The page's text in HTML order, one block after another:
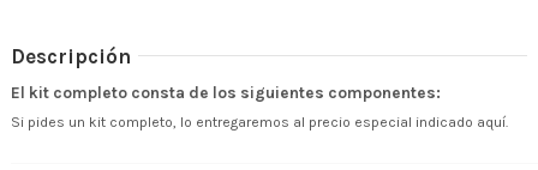
Descripción
El kit completo consta de los siguientes componentes:
Si pides un kit completo, lo entregaremos al precio especial indicado aquí.